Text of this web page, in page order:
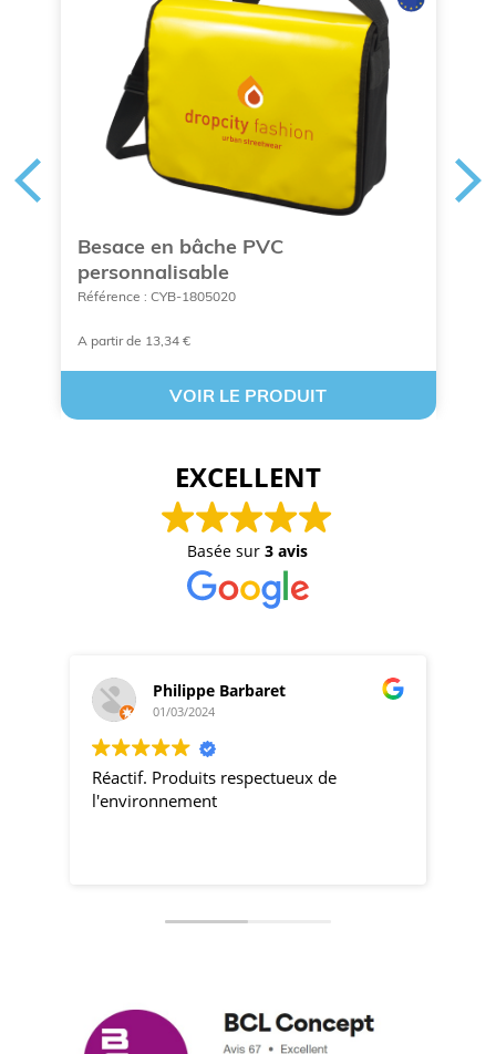
Besace en bâche PVC
personnalisable
Référence : CYB-1805020
A partir de 13,34 €
VOIR LE PRODUIT
EXCELLENT
Basée sur3 avis
Philippe Barbaret
01/03/2024
Réactif. Produits respectueux de
l'environnement